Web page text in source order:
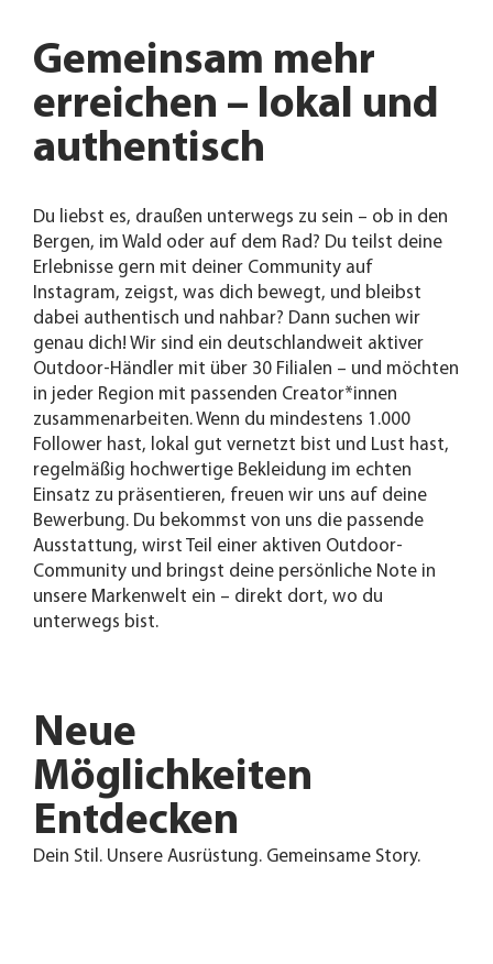
Neue
Möglichkeiten
Entdecken
Dein Stil. Unsere Ausrüstung. Gemeinsame Story.
Du liebst es, draußen unterwegs zu sein – ob in den
Bergen, im Wald oder auf dem Rad? Du teilst deine
Erlebnisse gern mit deiner Community auf
Instagram, zeigst, was dich bewegt, und bleibst
dabei authentisch und nahbar? Dann suchen wir
genau dich! Wir sind ein deutschlandweit aktiver
Outdoor-Händler mit über 30 Filialen – und möchten
in jeder Region mit passenden Creator*innen
zusammenarbeiten. Wenn du mindestens 1.000
Follower hast, lokal gut vernetzt bist und Lust hast,
regelmäßig hochwertige Bekleidung im echten
Einsatz zu präsentieren, freuen wir uns auf deine
Bewerbung. Du bekommst von uns die passende
Ausstattung, wirst Teil einer aktiven Outdoor-
Community und bringst deine persönliche Note in
unsere Markenwelt ein – direkt dort, wo du
unterwegs bist.
Gemeinsam mehr
erreichen – lokal und
authentisch